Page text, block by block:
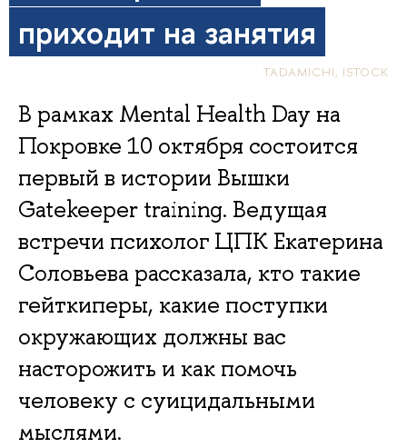
приходит на занятия
TADAMICHI, ISTOCK
В рамках Mental Health Day на
Покровке 10 октября состоится
первый в истории Вышки
Gatekeeper training. Ведущая
встречи психолог ЦПК Екатерина
Соловьева рассказала, кто такие
гейткиперы, какие поступки
окружающих должны вас
насторожить и как помочь
человеку с суицидальными
мыслями.